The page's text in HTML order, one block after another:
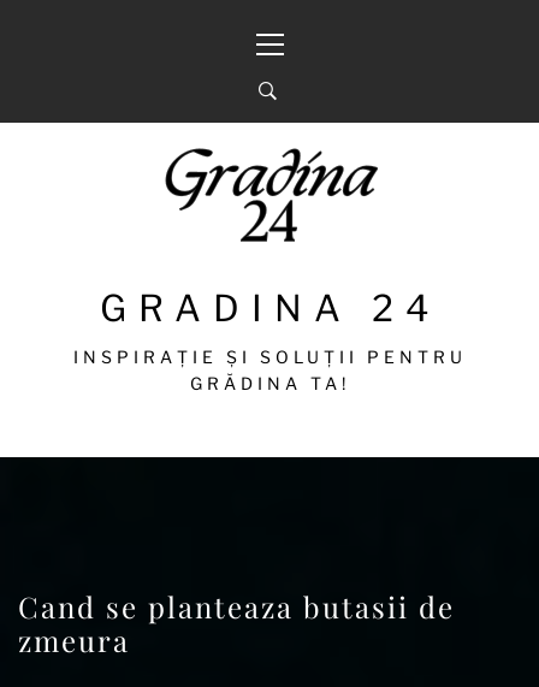
principal
GRADINA 24
INSPIRAȚIE ȘI SOLUȚII PENTRU
GRĂDINA TA!
Cand se planteaza butasii de
zmeura